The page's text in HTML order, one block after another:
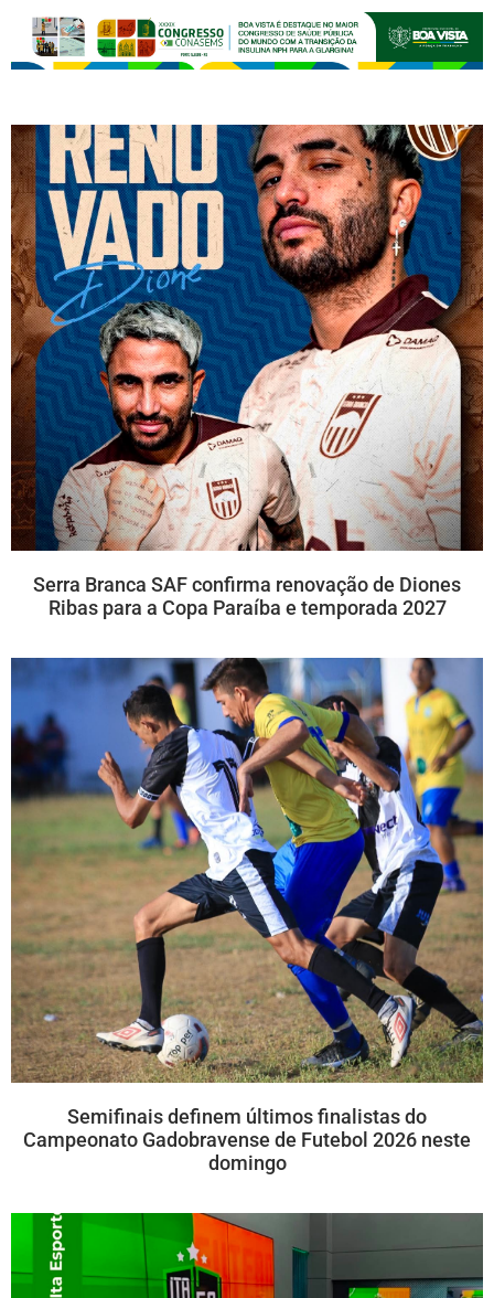
Serra Branca SAF confirma renovação de Diones
Ribas para a Copa Paraíba e temporada 2027
Semifinais definem últimos finalistas do
Campeonato Gadobravense de Futebol 2026 neste
domingo